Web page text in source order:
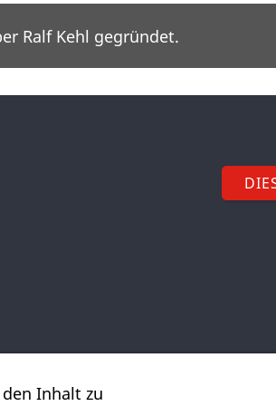
Ralf Kehl gegründet.
Inhalt zu